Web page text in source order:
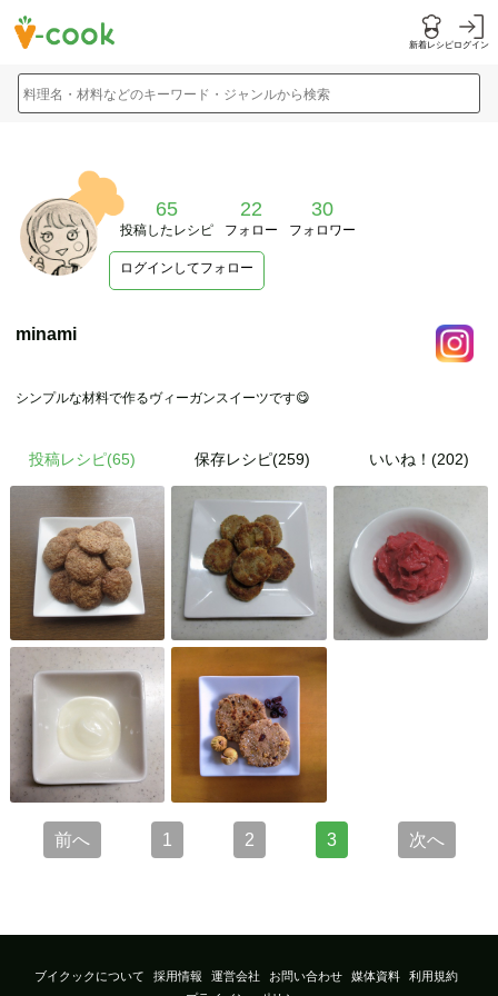
新着レシピログイン
料理名・材料などのキーワード・ジャンルから検索
65
投稿したレシピ
22
フォロー
30
フォロワー
ログインしてフォロー
minami
シンプルな材料で作るヴィーガンスイーツです😋
投稿レシピ(65) 保存レシピ(259) いいね！(202)
前へ 1 2 3 次へ
ブイクックについて 採用情報 運営会社 お問い合わせ 媒体資料
利用規約